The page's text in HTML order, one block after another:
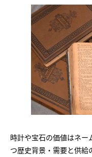
時計や宝石の価値はネ
つ歴史背景・需要と供